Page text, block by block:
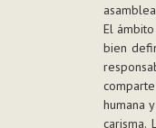
El
bien
humana
carisma.